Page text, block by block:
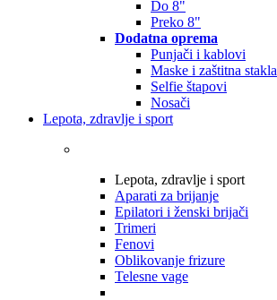
Do 8"
Preko 8"
Dodatna oprema
Punjači i kablovi
Maske i zaštitna stakla
Selfie štapovi
Nosači
Lepota, zdravlje i sport
Lepota, zdravlje i sport
Aparati za brijanje
Epilatori i ženski brijači
Trimeri
Fenovi
Oblikovanje frizure
Telesne vage